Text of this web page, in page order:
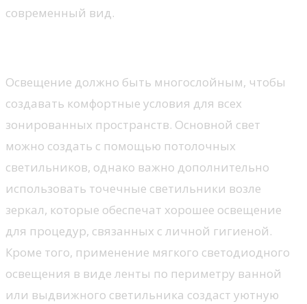
современный вид.
Освещение должно быть многослойным, чтобы
создавать комфортные условия для всех
зонированных пространств. Основной свет
можно создать с помощью потолочных
светильников, однако важно дополнительно
использовать точечные светильники возле
зеркал, которые обеспечат хорошее освещение
для процедур, связанных с личной гигиеной.
Кроме того, применение мягкого светодиодного
освещения в виде ленты по периметру ванной
или выдвижного светильника создаст уютную